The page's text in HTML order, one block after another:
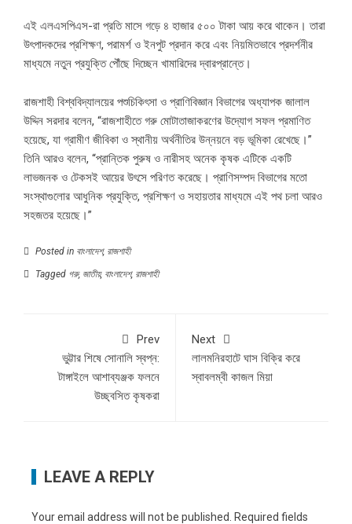
এই এলএসপিএস-রা প্রতি মাসে গড়ে ৪ হাজার ৫০০ টাকা আয় করে থাকেন। তারা
উৎপাদকদের প্রশিক্ষণ, পরামর্শ ও ইনপুট প্রদান করে এবং নিয়মিতভাবে প্রদর্শনীর
মাধ্যমে নতুন প্রযুক্তি পৌঁছে দিচ্ছেন খামারিদের দ্বারপ্রান্তে।
রাজশাহী বিশ্ববিদ্যালয়ের পশুচিকিৎসা ও প্রাণিবিজ্ঞান বিভাগের অধ্যাপক জালাল
উদ্দিন সরদার বলেন, “রাজশাহীতে গরু মোটাতাজাকরণের উদ্যোগ সফল প্রমাণিত
হয়েছে, যা গ্রামীণ জীবিকা ও স্থানীয় অর্থনীতির উন্নয়নে বড় ভূমিকা রেখেছে।”
তিনি আরও বলেন, “প্রান্তিক পুরুষ ও নারীসহ অনেক কৃষক এটিকে একটি
লাভজনক ও টেকসই আয়ের উৎসে পরিণত করেছে। প্রাণিসম্পদ বিভাগের মতো
সংস্থাগুলোর আধুনিক প্রযুক্তি, প্রশিক্ষণ ও সহায়তার মাধ্যমে এই পথ চলা আরও
সহজতর হয়েছে।”
Posted in বাংলাদেশ, রাজশাহী
Tagged গরু, জাতীয়, বাংলাদেশ, রাজশাহী
Prev
ভুট্টার শিষে সোনালি স্বপ্ন:
টাঙ্গাইলে আশাব্যঞ্জক ফলনে
উচ্ছ্বসিত কৃষকরা
Next
লালমনিরহাটে ঘাস বিক্রি করে
স্বাবলম্বী কাজল মিয়া
LEAVE A REPLY
Your email address will not be published.
Required fields